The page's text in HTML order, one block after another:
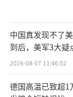
中国真发现不了
到后，美军3大疑
如此
2026-08-07 11:46:52
德国高温已致超1